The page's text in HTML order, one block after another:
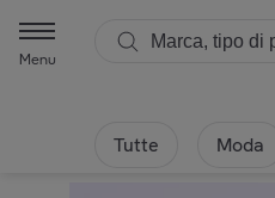
Menu
Tutte Moda